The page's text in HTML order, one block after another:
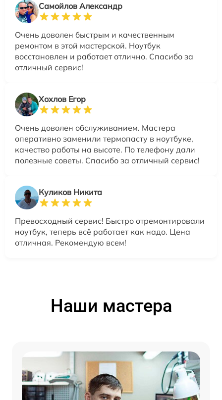
Самойлов Александр
Очень доволен быстрым и качественным
ремонтом в этой мастерской. Ноутбук
восстановлен и работает отлично. Спасибо за
отличный сервис!
Хохлов Егор
Очень доволен обслуживанием. Мастера
оперативно заменили термопасту в ноутбуке,
качество работы на высоте. По телефону дали
полезные советы. Спасибо за отличный сервис!
Куликов Никита
Превосходный сервис! Быстро отремонтировали
ноутбук, теперь всё работает как надо. Цена
отличная. Рекомендую всем!
Наши мастера